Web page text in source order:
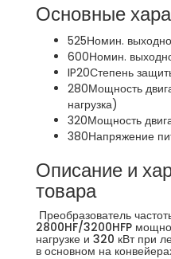
Основные
525Номин.
600Номин.
IP20Степень
280Мощность
нагрузка)
320Мощность
380Напряжение
Описание и
товара
Преобразователь
2800HF/3200HFP
нагрузке и 320 кВт при
в основном на